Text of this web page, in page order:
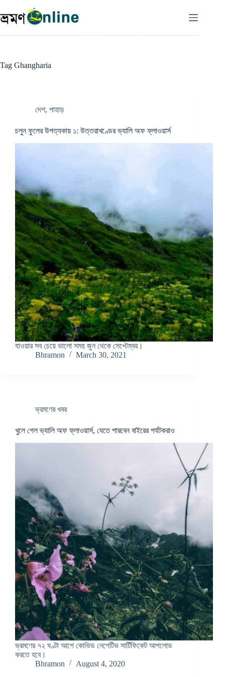
to
content
Tag Ghangharia
দেশ, পাহাড়
চলুন ফুলের উপত্যকায় ১: উত্তরাখণ্ডের ভ্যালি অফ ফ্লাওয়ার্স
যাওয়ার সব চেয়ে ভালো সময় জুন থেকে সেপ্টেম্বর।
Bhramon
March 30, 2021
ভ্রমণের খবর
খুলে গেল ভ্যালি অফ ফ্লাওয়ার্স, যেতে পারবেন বাইরের পর্যটকরাও
ভ্রমণের ৭২ ঘণ্টা আগে কোভিড নেগেটিভ সার্টিফিকেট আপলোড
করতে হবে।
Bhramon
August 4, 2020